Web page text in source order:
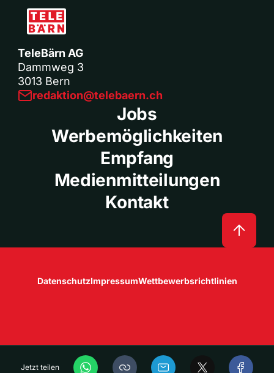
Jetzt teilen
TeleBärn AG
Dammweg 3
3013 Bern
redaktion@telebaern.ch
Jobs
Werbemöglichkeiten
Empfang
Medienmitteilungen
Kontakt
DatenschutzImpressumWettbewerbsrichtlinien